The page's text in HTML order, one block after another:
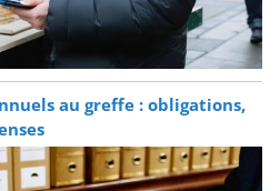
au greffe : obligations,